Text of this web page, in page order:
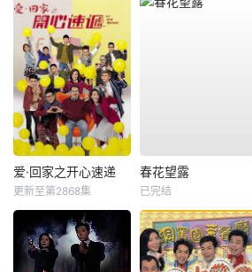
爱·回家之开心速递
更新至第2868集
春花望露
已完结